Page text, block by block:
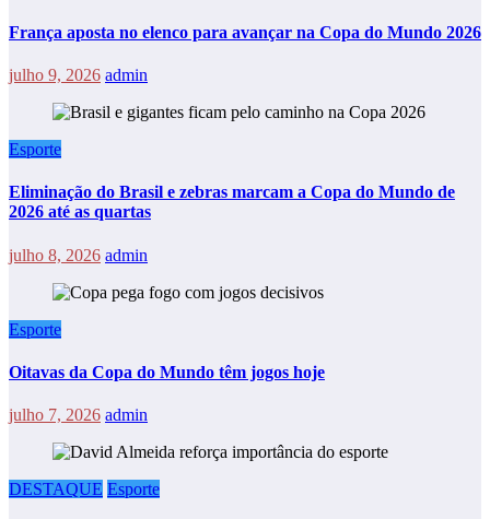
França aposta no elenco para avançar na Copa do Mundo 2026
julho 9, 2026 admin
Esporte
Eliminação do Brasil e zebras marcam a Copa do Mundo de
2026 até as quartas
julho 8, 2026 admin
Esporte
Oitavas da Copa do Mundo têm jogos hoje
julho 7, 2026 admin
DESTAQUE Esporte